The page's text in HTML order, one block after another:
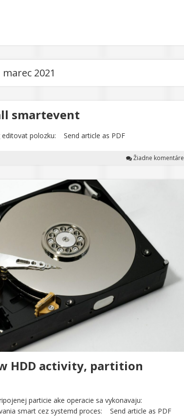
marec 2021
smartevent
editovat polozku: Send article as PDF
Žiadne komentáre
HDD activity, partition
particie ake operacie sa vykonavaju:
smart cez systemd proces: Send article as PDF